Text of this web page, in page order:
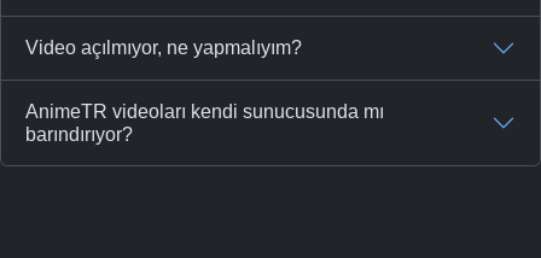
Video açılmıyor, ne yapmalıyım?
AnimeTR videoları kendi sunucusunda mı
barındırıyor?